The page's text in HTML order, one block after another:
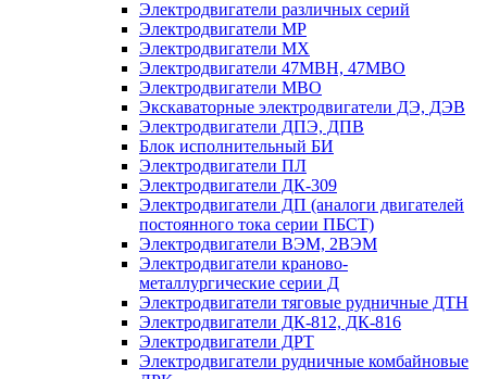
Электродвигатели различных серий
Электродвигатели МР
Электродвигатели MX
Электродвигатели 47MBH, 47МВО
Электродвигатели MBO
Экскаваторные электродвигатели ДЭ, ДЭВ
Электродвигатели ДПЭ, ДПВ
Блок исполнительный БИ
Электродвигатели ПЛ
Электродвигатели ДК-309
Электродвигатели ДП (аналоги двигателей
постоянного тока серии ПБСТ)
Электродвигатели ВЭМ, 2ВЭМ
Электродвигатели краново-
металлургические серии Д
Электродвигатели тяговые рудничные ДТН
Электродвигатели ДК-812, ДК-816
Электродвигатели ДРТ
Электродвигатели рудничные комбайновые